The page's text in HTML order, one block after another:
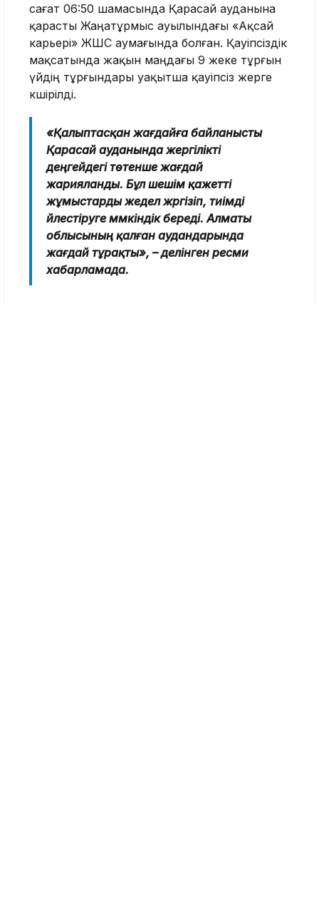
сағат 06:50 шамасында Қарасай ауданына
қарасты Жаңатұрмыс ауылындағы «Ақсай
карьері» ЖШС аумағында болған. Қауіпсіздік
мақсатында жақын маңдағы 9 жеке тұрғын
үйдің тұрғындары уақытша қауіпсіз жерге
көшірілді.
«Қалыптасқан жағдайға байланысты
Қарасай ауданында жергілікті
деңгейдегі төтенше жағдай
жарияланды. Бұл шешім қажетті
жұмыстарды жедел жүргізіп, тиімді
үйлестіруге мүмкіндік береді. Алматы
облысының қалған аудандарында
жағдай тұрақты», – делінген ресми
хабарламада.